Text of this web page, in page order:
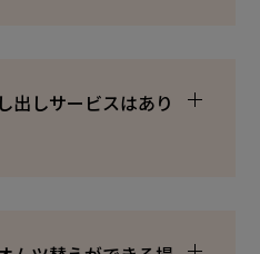
出しサービスはあり